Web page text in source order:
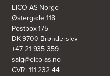
Tel.:99228877
Bergen Kjøkkensenter A/S
Hellevegen 228
5039 Bergen
Tel.:55-395060
EICO AS Norge
Østergade 118
Postbox 175
DK-9700 Brønderslev
+47 21 935 359
salg@eico-as.no
CVR: 111 232 44